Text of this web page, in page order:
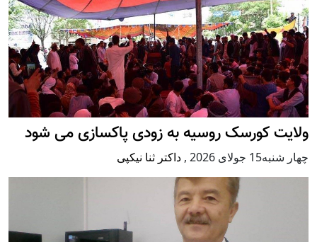
ولایت کورسک روسیه به زودی پاکسازی می شود
چهار شنبه15 جولای 2026 , داکتر ثنا نیکپی